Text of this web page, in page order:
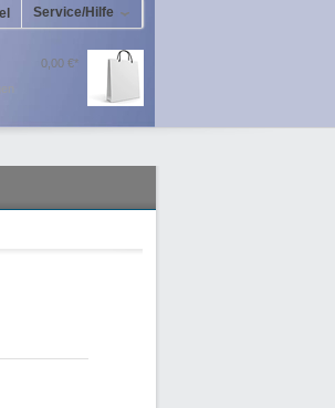
Service/Hilfe
0,00 €*